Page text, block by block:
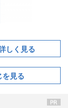
しく見る
見る